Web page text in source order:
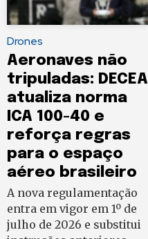
Drones
Aeronaves não
tripuladas: DECEA
atualiza norma
ICA 100-40 e
reforça regras
para o espaço
aéreo brasileiro
A nova regulamentação
entra em vigor em 1º de
julho de 2026 e substitui